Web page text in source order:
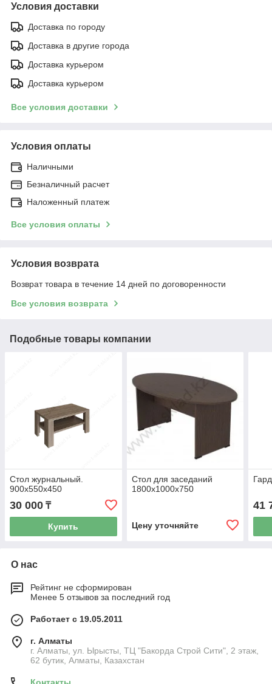
Условия доставки
Доставка по городу
Доставка в другие города
Доставка курьером
Доставка курьером
Все условия доставки
Условия оплаты
Наличными
Безналичный расчет
Наложенный платеж
Все условия оплаты
Условия возврата
Возврат товара в течение 14 дней по договоренности
Все условия возврата
Подобные товары компании
Стол журнальный.
900х550х450
30 000 ₸
Купить
Стол для заседаний
1800х1000х750
Цену уточняйте
41
О нас
Рейтинг не сформирован
Менее 5 отзывов за последний год
Работает с 19.05.2011
г. Алматы
г. Алматы, ул. Ырысты, ТЦ "Бакорда Строй Сити", 2 этаж,
62 бутик, Алматы, Казахстан